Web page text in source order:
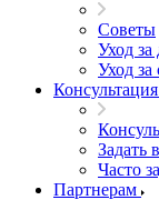
Советы
Уход
Уход
Задать
Часто
Партнерам